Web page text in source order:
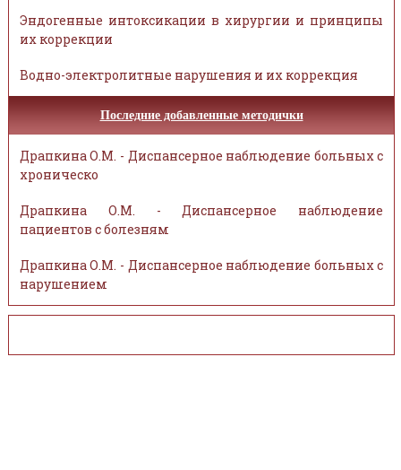
Эндогенные интоксикации в хирургии и принципы
их коррекции
Водно-электролитные нарушения и их коррекция
Последние добавленные методички
Драпкина О.М. - Диспансерное наблюдение больных с
хроническо
Драпкина О.М. - Диспансерное наблюдение
пациентов с болезням
Драпкина О.М. - Диспансерное наблюдение больных с
нарушением